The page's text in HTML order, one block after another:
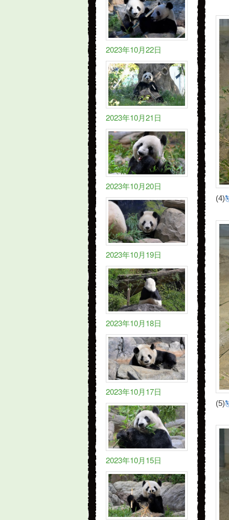
2023年10月22日
2023年10月21日
2023年10月20日
2023年10月19日
2023年10月18日
2023年10月17日
2023年10月15日
(4)
(5)